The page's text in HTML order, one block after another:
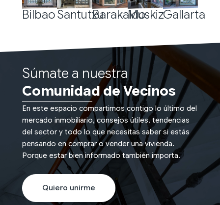
BilbaoSantutxuBarakaldoMuskizGallarta
Súmate a nuestra
Comunidad de Vecinos
En este espacio compartimos contigo lo último del
mercado inmobiliario, consejos útiles, tendencias
del sector y todo lo que necesitas saber si estás
pensando en comprar o vender una vivienda.
Porque estar bien informado también importa.
Quiero unirme